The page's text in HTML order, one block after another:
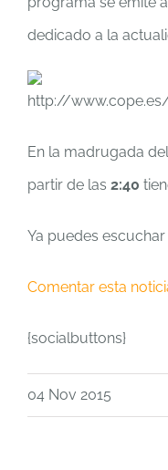
dedicado a la
En la madrugada
partir de las 2:40
Ya puedes
Comentar esta
{socialbuttons}
04 Nov 2015